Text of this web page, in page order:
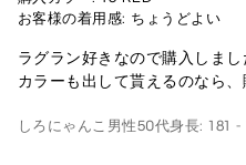
お客様の着用感: ちょうどよい
ラグラン好きなので購入しま
カラーも出して貰えるのなら、
しろにゃんこ 男性50代身長: 181 -